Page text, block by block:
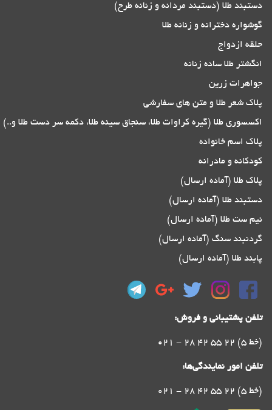
دستبند طلا (دستبند مردانه و زنانه طرح)
گوشواره دخترانه و زنانه طلا
حلقه ازدواج
انگشتر طلا ساده زنانه
جواهرات زرین
پلاک شعر طلا و متن های سفارشی
اکسسوری طلا (گیره کراوات طلا، سنجاق سینه طلا، دکمه سر دست طلا و..)
پلاک اسم خانواده
کودکانه و مادرانه
پلاک طلا (آماده ارسال)
دستبند طلا (آماده ارسال)
نیم ست طلا (آماده ارسال)
گردنبند سنگ (آماده ارسال)
پابند طلا (آماده ارسال)
تلفن پشتیبانی و فروش:
021 - 28 42 55 22 (5 خط)
تلفن امور نمایندگی‌ها:
021 - 28 42 55 22 (5 خط)